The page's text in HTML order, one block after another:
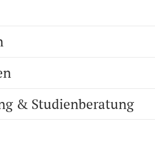
& Studienberatung